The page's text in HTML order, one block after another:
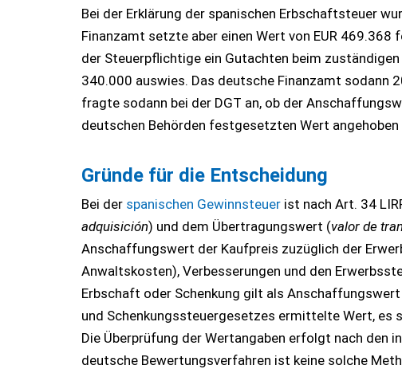
Bei der Erklärung der spanischen Erbschaftsteuer
Finanzamt setzte aber einen Wert von EUR
der Steuerpflichtige ein Gutachten beim
340.000 auswies. Das deutsche Finanzamt sodann
fragte sodann bei der DGT an, ob der
deutschen Behörden festgesetzten Wert angehoben
Gründe für die Entscheidung
Bei der spanischen Gewinnsteuer ist nach Art. 34
adquisición) und dem Übertragungswert (valor de
Anschaffungswert der Kaufpreis zuzüglich der
Anwaltskosten), Verbesserungen und den
Erbschaft oder Schenkung gilt als
und Schenkungssteuergesetzes ermittelte Wert, es
Die Überprüfung der Wertangaben erfolgt nach den
deutsche Bewertungsverfahren ist keine solche